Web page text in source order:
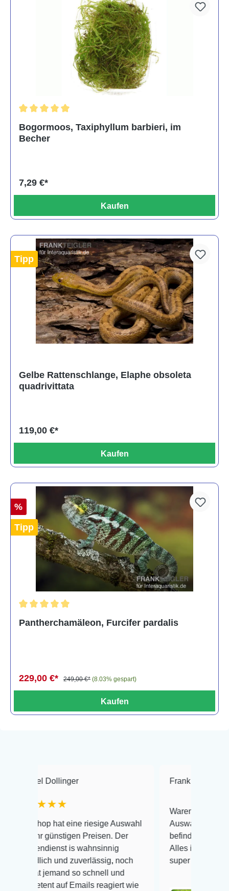
Bogormoos, Taxiphyllum barbieri, im
Becher
7,29 €*
Kaufen
Tipp
Gelbe Rattenschlange, Elaphe obsoleta
quadrivittata
119,00 €*
Kaufen
%
Tipp
Pantherchamäleon, Furcifer pardalis
229,00 €* 249,00 €* (8.03% gespart)
Kaufen
eine riesige Auswahl
Preisen. Der
is wahnsinnig
und zuverlässig, noch
so schnell und
auf Emails reagiert wie
Frank Hackmayer
Warenanlieferung Top und die
Auswahl plus
befinden der Fische
Alles ist quick lebendig und im
super Zustand. Gerne wieder